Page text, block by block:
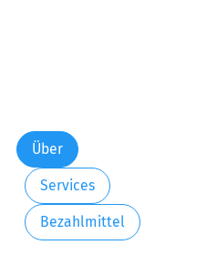
Über
Services
Bezahlmittel